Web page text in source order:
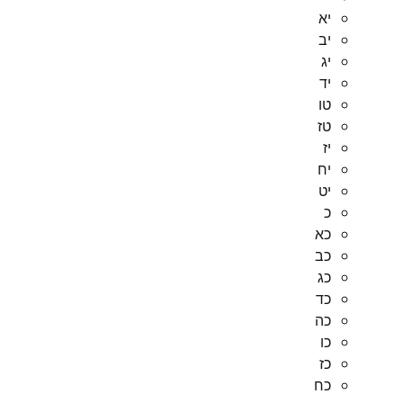
יא
יב
יג
יד
טו
טז
יז
יח
יט
כ
כא
כב
כג
כד
כה
כו
כז
כח